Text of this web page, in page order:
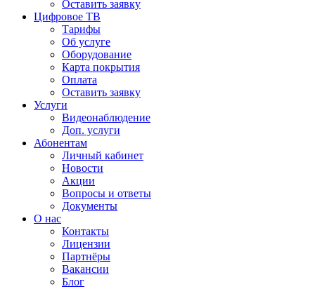
Оставить заявку
Цифровое ТВ
Тарифы
Об услуге
Оборудование
Карта покрытия
Оплата
Оставить заявку
Услуги
Видеонаблюдение
Доп. услуги
Абонентам
Личный кабинет
Новости
Акции
Вопросы и ответы
Документы
О нас
Контакты
Лицензии
Партнёры
Вакансии
Блог